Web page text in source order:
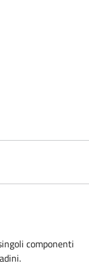
componenti